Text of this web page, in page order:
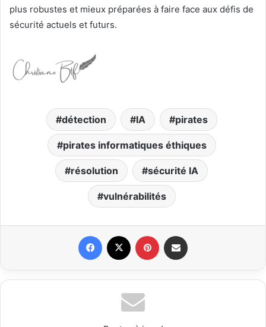
plus robustes et mieux préparées à faire face aux défis de
sécurité actuels et futurs.
détection IA pirates
pirates informatiques éthiques
résolution sécurité IA
vulnérabilités